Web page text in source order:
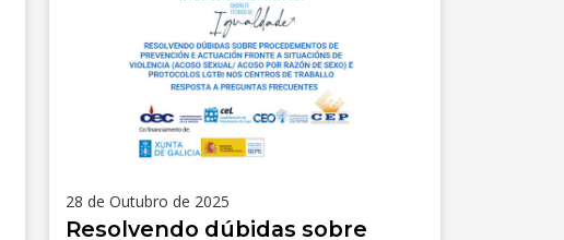
28 de Outubro de 2025
Resolvendo dúbidas sobre